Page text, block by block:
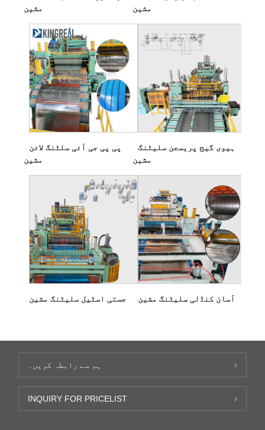
مشین
مشین
پی پی جی آئی سلٹنگ لائن
مشین
ہیوی گیج پریسجن سلیٹنگ
مشین
جستی اسٹیل سلیٹنگ مشین آسان کنڈلی سلیٹنگ مشین
ہم سے رابطہ کریں۔
INQUIRY FOR PRICELIST